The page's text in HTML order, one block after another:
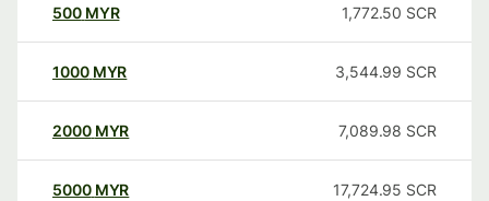
500 MYR 1,772.50 SCR
1000 MYR 3,544.99 SCR
2000 MYR 7,089.98 SCR
5000 MYR 17,724.95 SCR